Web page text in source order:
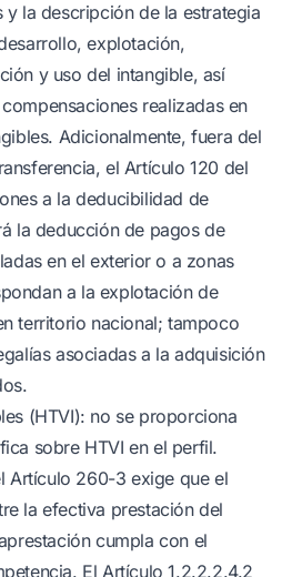
la descripción de la estrategia
explotación,
y uso del intangible, así
realizadas en
Adicionalmente, fuera del
el Artículo 120 del
a la deducibilidad de
la deducción de pagos de
en el exterior o a zonas
a la explotación de
territorio nacional; tampoco
asociadas a la adquisición
(HTVI): no se proporciona
sobre HTVI en el perfil.
Artículo 260-3 exige que el
la efectiva prestación del
cumpla con el
El Artículo 1.2.2.2.4.2